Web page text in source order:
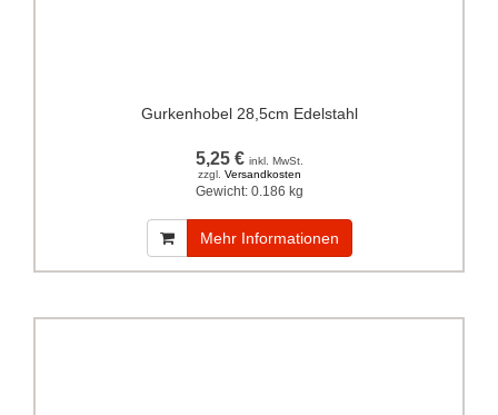
Gurkenhobel 28,5cm Edelstahl
5,25 € inkl. MwSt.
zzgl. Versandkosten
Gewicht: 0.186 kg
Mehr Informationen